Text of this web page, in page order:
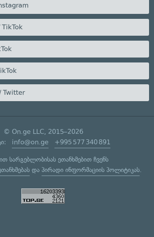
TikTok
Twitter
© On.ge LLC, 2015–2026
info@on.ge +995 577 340 891
სარგებლობისას ეთანხმებით ჩვენს
და პირადი ინფორმაციის პოლიტიკას.